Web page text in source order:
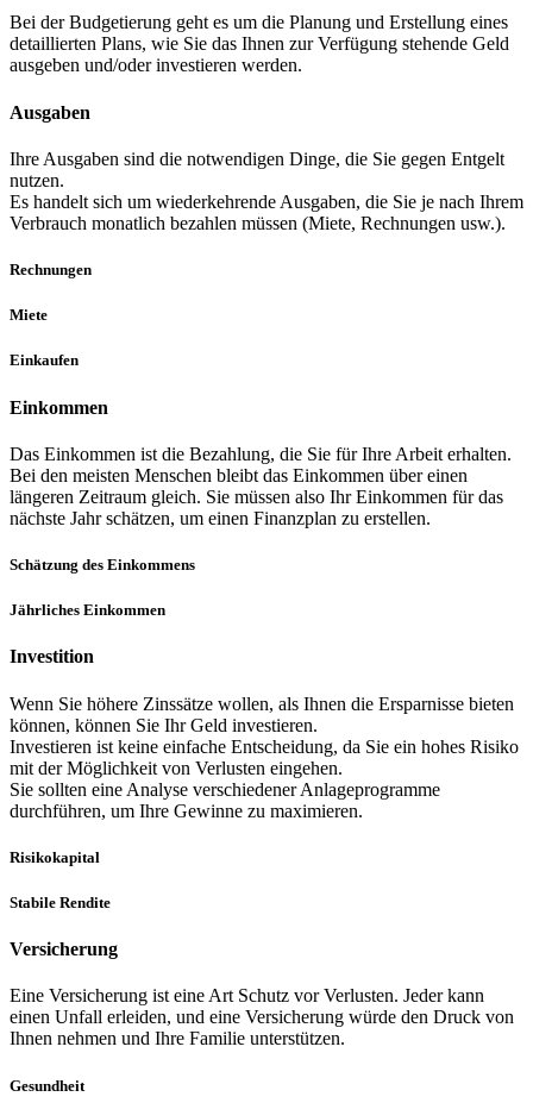
Bei der Budgetierung geht es um die Planung und Erstellung eines
detaillierten Plans, wie Sie das Ihnen zur Verfügung stehende Geld
ausgeben und/oder investieren werden.
Ausgaben
Ihre Ausgaben sind die notwendigen Dinge, die Sie gegen Entgelt
nutzen.
Es handelt sich um wiederkehrende Ausgaben, die Sie je nach Ihrem
Verbrauch monatlich bezahlen müssen (Miete, Rechnungen usw.).
Rechnungen
Miete
Einkaufen
Einkommen
Das Einkommen ist die Bezahlung, die Sie für Ihre Arbeit erhalten.
Bei den meisten Menschen bleibt das Einkommen über einen
längeren Zeitraum gleich. Sie müssen also Ihr Einkommen für das
nächste Jahr schätzen, um einen Finanzplan zu erstellen.
Schätzung des Einkommens
Jährliches Einkommen
Investition
Wenn Sie höhere Zinssätze wollen, als Ihnen die Ersparnisse bieten
können, können Sie Ihr Geld investieren.
Investieren ist keine einfache Entscheidung, da Sie ein hohes Risiko
mit der Möglichkeit von Verlusten eingehen.
Sie sollten eine Analyse verschiedener Anlageprogramme
durchführen, um Ihre Gewinne zu maximieren.
Risikokapital
Stabile Rendite
Versicherung
Eine Versicherung ist eine Art Schutz vor Verlusten. Jeder kann
einen Unfall erleiden, und eine Versicherung würde den Druck von
Ihnen nehmen und Ihre Familie unterstützen.
Gesundheit